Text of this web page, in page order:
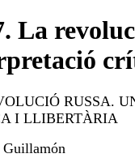
La
RUSSA.
I LLIBERTÀRIA